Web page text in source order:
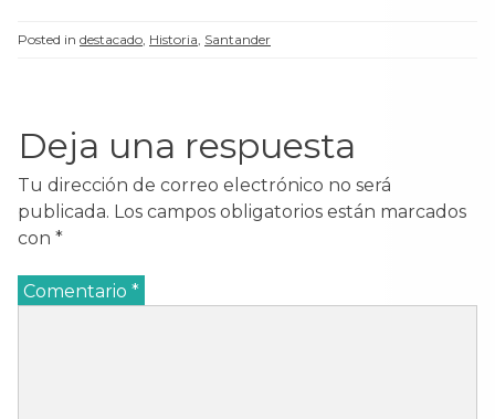
Posted in destacado, Historia, Santander
Deja una respuesta
Tu dirección de correo electrónico no será
publicada. Los campos obligatorios están marcados
con *
Comentario *